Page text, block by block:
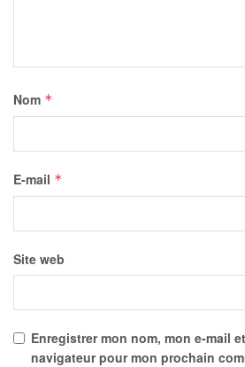
Nom *
E-mail *
Site web
Enregistrer mon nom, mon e-mail
navigateur pour mon prochain